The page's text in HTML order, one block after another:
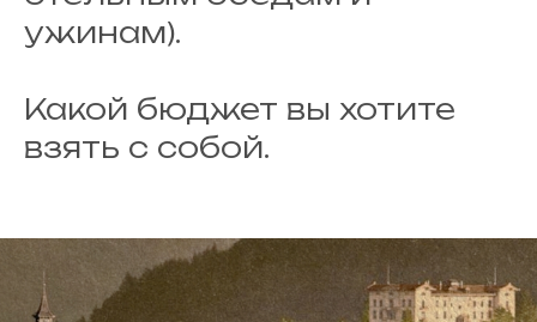
ужинам).
Какой бюджет вы хотите
взять с собой.